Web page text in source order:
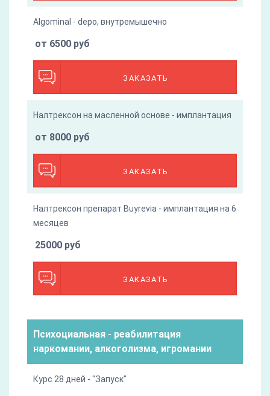
Algominal - depo, внутремышечно
ЗАКАЗАТЬ
от 6500 руб
Налтрексон на масленной основе - имплантация
ЗАКАЗАТЬ
от 8000 руб
Налтрексон препарат Buyrevia - имплантация на 6
месяцев
ЗАКАЗАТЬ
25000 руб
Психоциальная - реабилитация
наркомании, алкоголизма, игромании
Курс 28 дней - "Запуск"